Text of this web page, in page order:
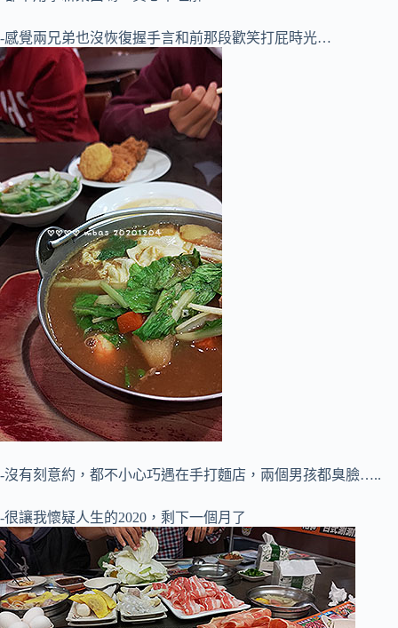
-感覺兩兄弟也沒恢復握手言和前那段歡笑打屁時光…
-沒有刻意約，都不小心巧遇在手打麵店，兩個男孩都臭臉…..
-很讓我懷疑人生的2020，剩下一個月了